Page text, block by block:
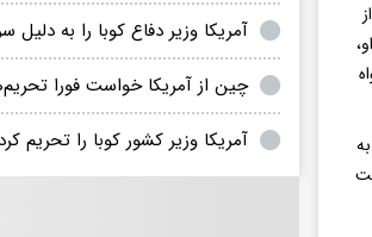
آمریکا وزیر دفاع کوبا را به
چین از آمریکا خواست فورا
آمریکا وزیر کشور کوبا را تحریم کرد